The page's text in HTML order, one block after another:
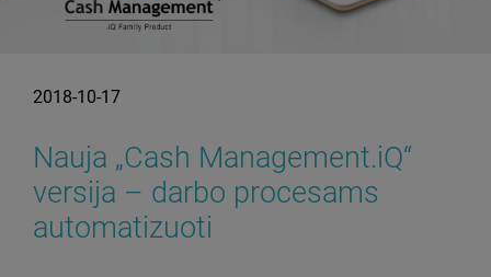
2018-10-17
Nauja „Cash Management.iQ“
versija – darbo procesams
automatizuoti